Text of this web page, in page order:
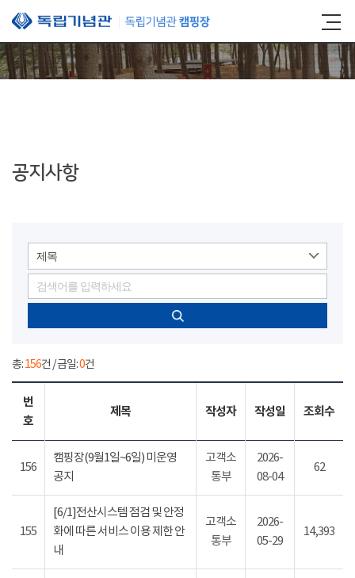
본문 바로가기
공지사항
제목
총:156건 / 금일:0건
번
호
제목 작성자 작성일 조회수
156
캠핑장(9월1일~6일) 미운영
공지
고객소
통부
2026-
08-04
62
155
[6/1]전산시스템 점검 및 안정
화에 따른 서비스 이용 제한 안
내
고객소
통부
2026-
05-29
14,393